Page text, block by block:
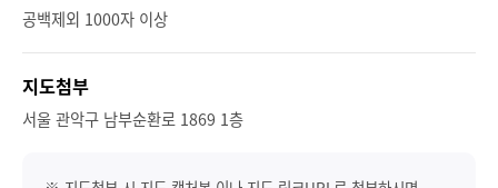
공백제외 1000자 이상
지도첨부
서울 관악구 남부순환로 1869 1층